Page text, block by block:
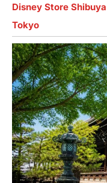
Disney Store
Tokyo